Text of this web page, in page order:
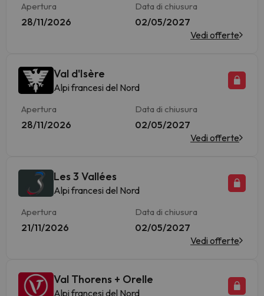
Apertura
28/11/2026
Data di chiusura
02/05/2027
Vedi offerte
Val d'Isère
Alpi francesi del Nord
Apertura
28/11/2026
Data di chiusura
02/05/2027
Vedi offerte
Les 3 Vallées
Alpi francesi del Nord
Apertura
21/11/2026
Data di chiusura
02/05/2027
Vedi offerte
Val Thorens + Orelle
Alpi francesi del Nord